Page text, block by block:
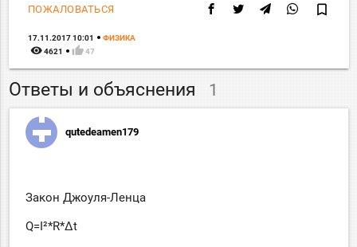
ПОЖАЛОВАТЬСЯ bookmark_border
17.11.2017 10:01 ФИЗИКА
remove_red_eye 4621 thumb_up 47
Ответы и объяснения 1
qutedeamen179
Закон Джоуля-Ленца
Q=I²*R*Δt